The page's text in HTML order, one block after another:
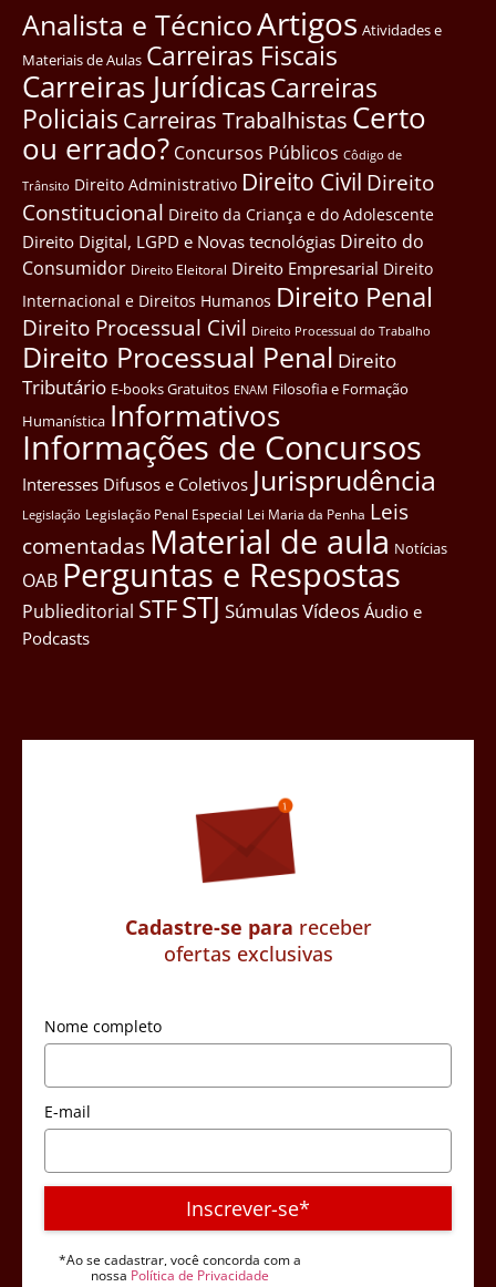
Analista e TécnicoArtigos Atividades e
Materiais de Aulas Carreiras Fiscais
Carreiras JurídicasCarreiras
Policiais Carreiras Trabalhistas Certo
ou errado? Concursos Públicos Côdigo de
Trânsito Direito Administrativo Direito Civil Direito
Constitucional Direito da Criança e do Adolescente
Direito Digital, LGPD e Novas tecnológias Direito do
Consumidor Direito Eleitoral Direito Empresarial Direito
Internacional e Direitos Humanos Direito Penal
Direito Processual Civil Direito Processual do Trabalho
Direito Processual Penal Direito
Tributário E-books Gratuitos ENAM Filosofia e Formação
Humanística Informativos
Informações de Concursos
Interesses Difusos e Coletivos Jurisprudência
Legislação Legislação Penal Especial Lei Maria da Penha Leis
comentadas Material de aula Notícias
OAB Perguntas e Respostas
Publieditorial STFSTJ SúmulasVídeos Áudio e
Podcasts
Cadastre-se para receber
ofertas exclusivas
Nome completo
E-mail
Inscrever-se*
*Ao se cadastrar, você concorda com a
nossa Política de Privacidade